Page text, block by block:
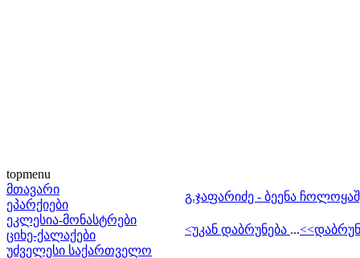
topmenu
მთავარი
ეპარქიები
ეკლესია-მონასტრები
ციხე-ქალაქები
უძველესი საქართველო
გ.ჯაფარიძე - ბეენა
<უკან დაბრუნება ...